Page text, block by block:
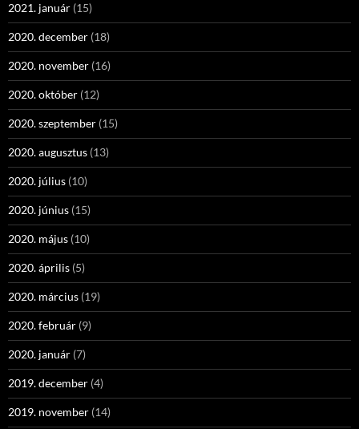
2021. január (15)
2020. december (18)
2020. november (16)
2020. október (12)
2020. szeptember (15)
2020. augusztus (13)
2020. július (10)
2020. június (15)
2020. május (10)
2020. április (5)
2020. március (19)
2020. február (9)
2020. január (7)
2019. december (4)
2019. november (14)